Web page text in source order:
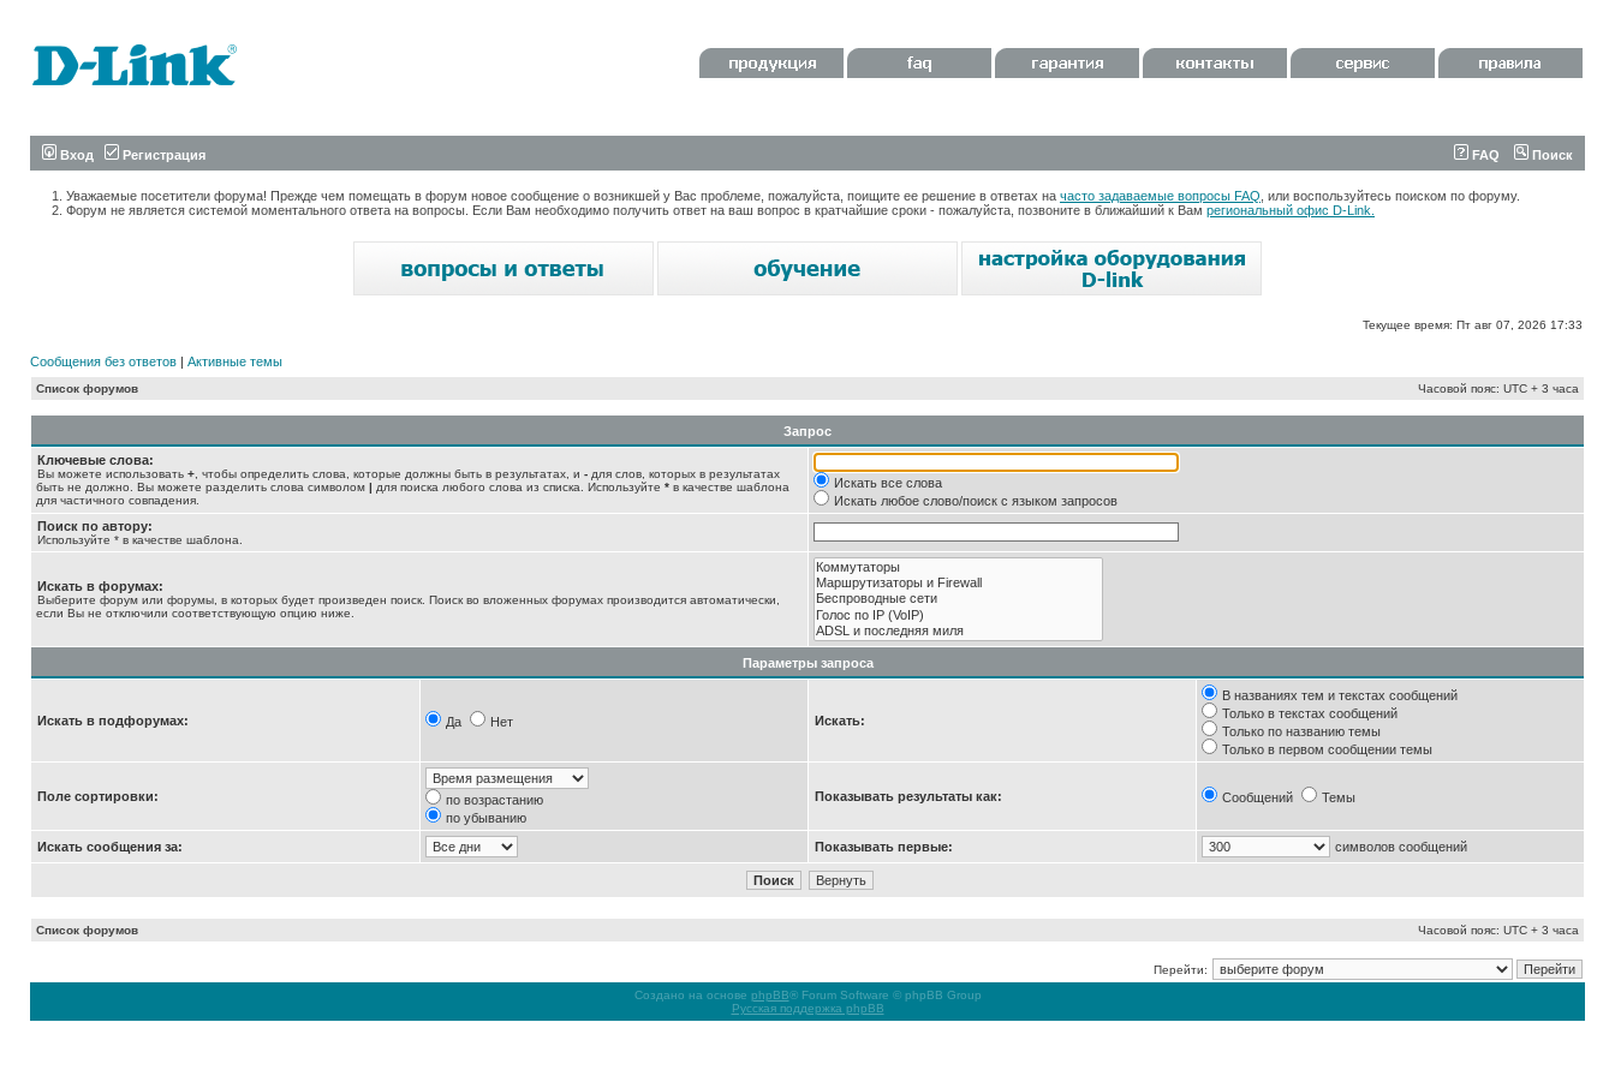
Вход Регистрация FAQ Поиск
Уважаемые посетители форума! Прежде чем помещать в форум новое сообщение о возникшей у Вас проблеме, пожалуйста, поищите ее решение в ответах на часто задаваемые вопросы FAQ , или воспользуйтесь поиском по форуму.
Форум не является системой моментального ответа на вопросы. Если Вам необходимо получить ответ на ваш вопрос в кратчайшие сроки - пожалуйста, позвоните в ближайший к Вам региональный офис D-Link.
Текущее время: Пт авг 07, 2026 17:33
Сообщения без ответов | Активные темы
Список форумов Часовой пояс: UTC + 3 часа
Запрос
Ключевые слова:
Вы можете использовать + , чтобы определить слова, которые должны быть в результатах, и - для слов, которых в результатах
быть не должно. Вы можете разделить слова символом | для поиска любого слова из списка. Используйте * в качестве шаблона
для частичного совпадения.
Искать все слова
Искать любое слово/поиск с языком запросов
Поиск по автору:
Используйте * в качестве шаблона.
Искать в форумах:
Выберите форум или форумы, в которых будет произведен поиск. Поиск во вложенных форумах производится автоматически,
если Вы не отключили соответствующую опцию ниже.
Параметры запроса
Искать в подфорумах: Да Нет Искать:
В названиях тем и текстах сообщений
Только в текстах сообщений
Только по названию темы
Только в первом сообщении темы
Поле сортировки:
по возрастанию
по убыванию
Показывать результаты как: Сообщений Темы
Искать сообщения за: Показывать первые: символов сообщений
Список форумов Часовой пояс: UTC + 3 часа
Перейти:
Создано на основе phpBB® Forum Software © phpBB Group
Русская поддержка phpBB